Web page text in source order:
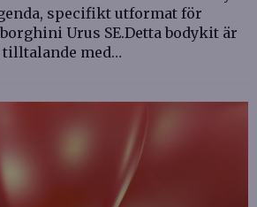
specifikt utformat för
Urus SE.Detta bodykit är
med…